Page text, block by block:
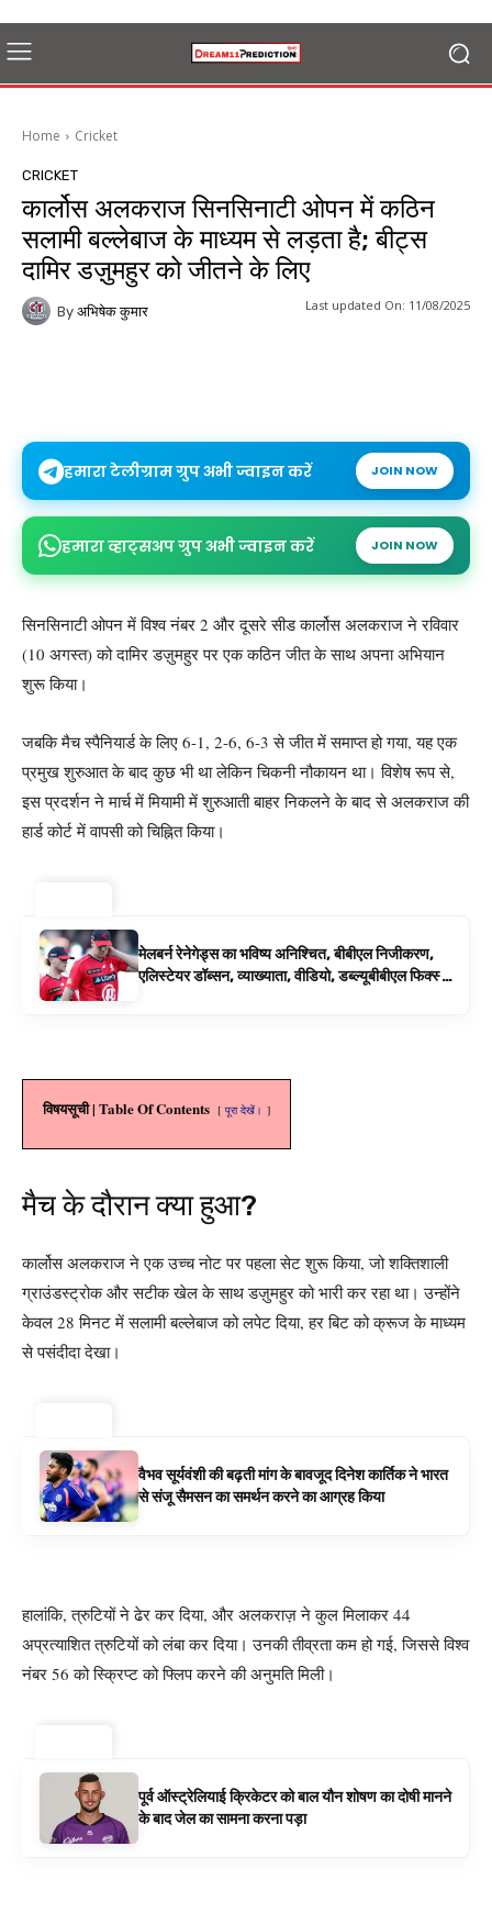
Home Cricket
CRICKET
कार्लोस अलकराज सिनसिनाटी ओपन में कठिन
सलामी बल्लेबाज के माध्यम से लड़ता है; बीट्स
दामिर डज़ुमहुर को जीतने के लिए
By अभिषेक कुमार Last updated On: 11/08/2025
हमारा टेलीग्राम ग्रुप अभी ज्वाइन करें JOIN NOW
हमारा व्हाट्सअप ग्रुप अभी ज्वाइन करें JOIN NOW
सिनसिनाटी ओपन में विश्व नंबर 2 और दूसरे सीड कार्लोस अलकराज ने रविवार
(10 अगस्त) को दामिर डज़ुमहुर पर एक कठिन जीत के साथ अपना अभियान
शुरू किया।
जबकि मैच स्पैनियार्ड के लिए 6-1, 2-6, 6-3 से जीत में समाप्त हो गया, यह एक
प्रमुख शुरुआत के बाद कुछ भी था लेकिन चिकनी नौकायन था। विशेष रूप से,
इस प्रदर्शन ने मार्च में मियामी में शुरुआती बाहर निकलने के बाद से अलकराज की
हार्ड कोर्ट में वापसी को चिह्नित किया।
मेलबर्न रेनेगेड्स का भविष्य अनिश्चित, बीबीएल निजीकरण,
एलिस्टेयर डॉब्सन, व्याख्याता, वीडियो, डब्ल्यूबीबीएल फिक्स्चर
विषयसूची | Table Of Contents पूरा देखें।
मैच के दौरान क्या हुआ?
कार्लोस अलकराज ने एक उच्च नोट पर पहला सेट शुरू किया, जो शक्तिशाली
ग्राउंडस्ट्रोक और सटीक खेल के साथ डज़ुमहुर को भारी कर रहा था। उन्होंने
केवल 28 मिनट में सलामी बल्लेबाज को लपेट दिया, हर बिट को क्रूज के माध्यम
से पसंदीदा देखा।
वैभव सूर्यवंशी की बढ़ती मांग के बावजूद दिनेश कार्तिक ने भारत
से संजू सैमसन का समर्थन करने का आग्रह किया
हालांकि, त्रुटियों ने ढेर कर दिया, और अलकराज़ ने कुल मिलाकर 44
अप्रत्याशित त्रुटियों को लंबा कर दिया। उनकी तीव्रता कम हो गई, जिससे विश्व
नंबर 56 को स्क्रिप्ट को फ्लिप करने की अनुमति मिली।
पूर्व ऑस्ट्रेलियाई क्रिकेटर को बाल यौन शोषण का दोषी मानने
के बाद जेल का सामना करना पड़ा